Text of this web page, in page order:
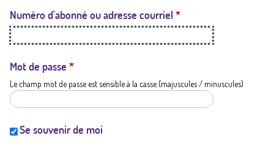
t
a
t
i
Numéro d'abonné ou adresse courriel *
Mot de passe *
Le champ mot de passe est sensible à la casse (majuscules / minuscules)
Se souvenir de moi